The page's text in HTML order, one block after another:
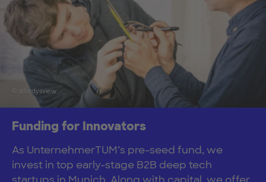
© @birdysview
Funding for Innovators
As UnternehmerTUM’s pre-seed fund, we
invest in top early-stage B2B deep tech